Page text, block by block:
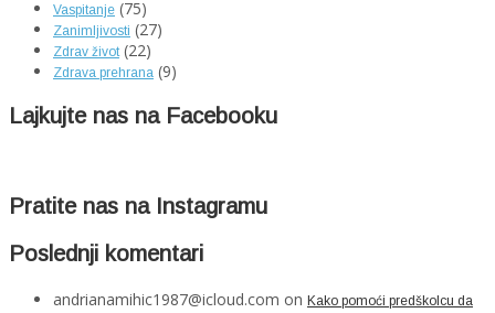
Vaspitanje (75)
Zanimljivosti (27)
Zdrav život(22)
Zdrava prehrana (9)
Lajkujte nas na Facebooku
Pratite nas na Instagramu
Poslednji komentari
andrianamihic1987@icloud.com on Kako pomoći predškolcu da